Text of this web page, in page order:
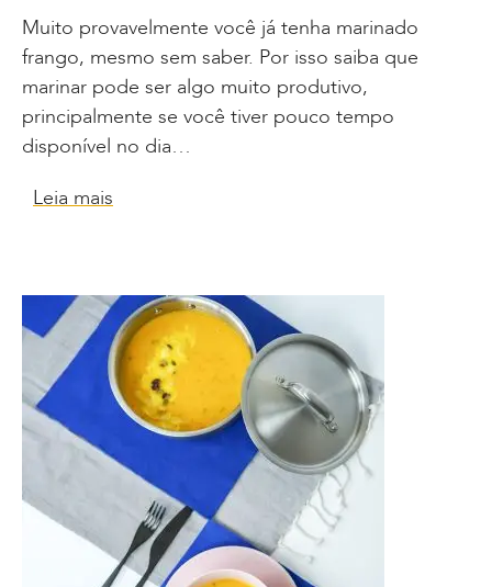
Muito provavelmente você já tenha marinado
frango, mesmo sem saber. Por isso saiba que
marinar pode ser algo muito produtivo,
principalmente se você tiver pouco tempo
disponível no dia…
Leia mais